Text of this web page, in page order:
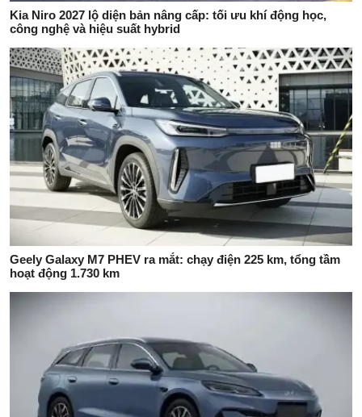
Kia Niro 2027 lộ diện bản nâng cấp: tối ưu khí động học,
công nghệ và hiệu suất hybrid
Geely Galaxy M7 PHEV ra mắt: chạy điện 225 km, tổng tầm
hoạt động 1.730 km